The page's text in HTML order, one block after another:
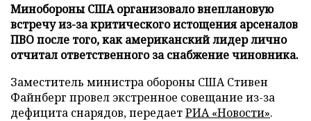
Минобороны США организовало внеплановую
встречу из-за критического истощения арсеналов
ПВО после того, как американский лидер лично
отчитал ответственного за снабжение чиновника.
Заместитель министра обороны США Стивен
Файнберг провел экстренное совещание из-за
дефицита снарядов, передаетРИА «Новости».